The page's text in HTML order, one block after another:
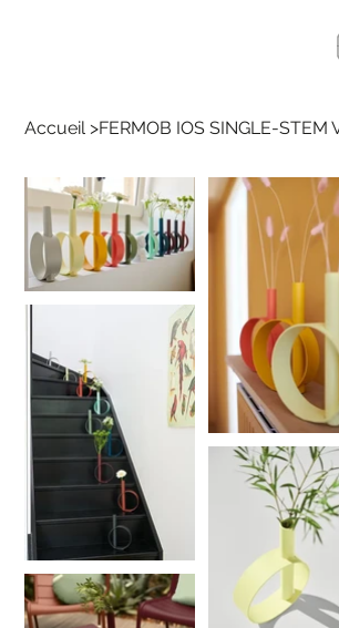
Accueil >FERMOB IOS SINGLE-STEM